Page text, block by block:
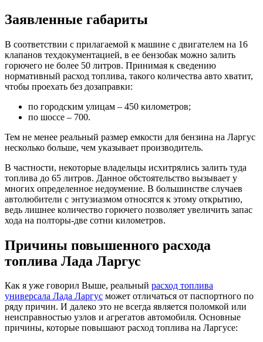
Заявленные габариты
В соответствии с прилагаемой к машине с двигателем на 16
клапанов техдокументацией, в ее бензобак можно залить
горючего не более 50 литров. Принимая к сведению
нормативный расход топлива, такого количества авто хватит,
чтобы проехать без дозаправки:
по городским улицам – 450 километров;
по шоссе – 700.
Тем не менее реальный размер емкости для бензина на Ларгус
несколько больше, чем указывает производитель.
В частности, некоторые владельцы исхитрялись залить туда
топлива до 65 литров. Данное обстоятельство вызывает у
многих определенное недоумение. В большинстве случаев
автолюбители с энтузиазмом относятся к этому открытию,
ведь лишнее количество горючего позволяет увеличить запас
хода на полторы-две сотни километров.
Причины повышенного расхода
топлива Лада Ларгус
Как я уже говорил Выше, реальный расход топлива
универсала Лада Ларгус может отличаться от паспортного по
ряду причин. И далеко это не всегда является поломкой или
неисправностью узлов и агрегатов автомобиля. Основные
причины, которые повышают расход топлива на Ларгусе: